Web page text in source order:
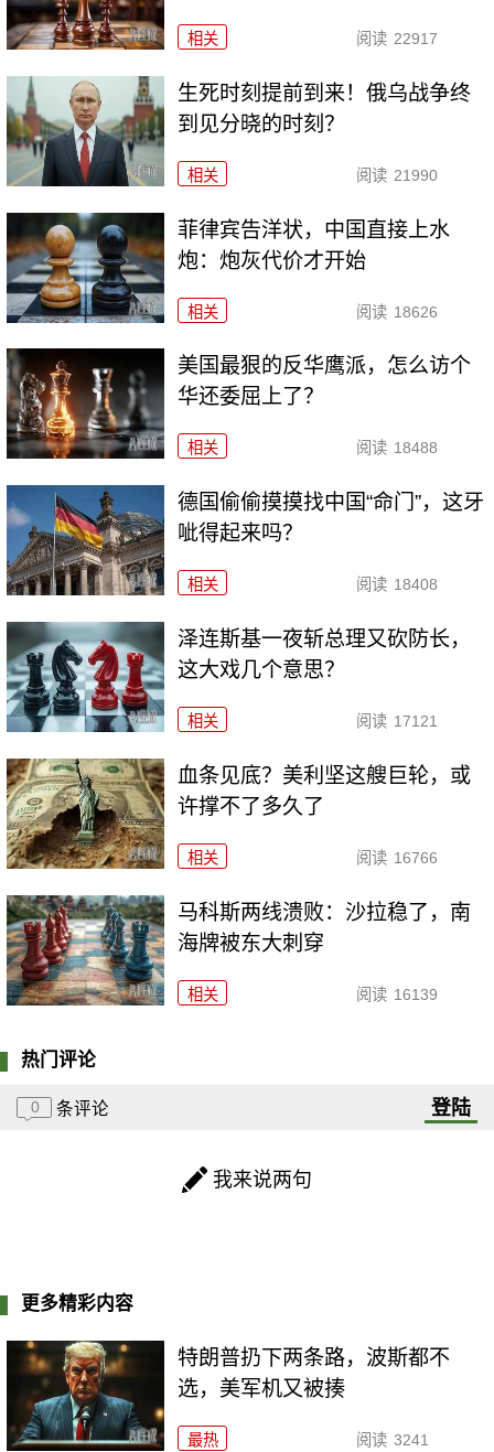
相关 阅读 22917
生死时刻提前到来！俄乌战争终
到见分晓的时刻？
相关 阅读 21990
菲律宾告洋状，中国直接上水
炮：炮灰代价才开始
相关 阅读 18626
美国最狠的反华鹰派，怎么访个
华还委屈上了？
相关 阅读 18488
德国偷偷摸摸找中国“命门”，这牙
呲得起来吗？
相关 阅读 18408
泽连斯基一夜斩总理又砍防长，
这大戏几个意思？
相关 阅读 17121
血条见底？美利坚这艘巨轮，或
许撑不了多久了
相关 阅读 16766
马科斯两线溃败：沙拉稳了，南
海牌被东大刺穿
相关 阅读 16139
热门评论
0 条评论 登陆
我来说两句
更多精彩内容
特朗普扔下两条路，波斯都不
选，美军机又被揍
最热 阅读 3241